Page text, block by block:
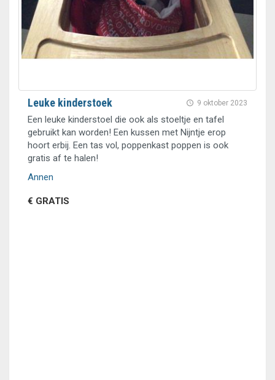
9 oktober 2023
Leuke kinderstoek
Een leuke kinderstoel die ook als stoeltje en tafel
gebruikt kan worden! Een kussen met Nijntje erop
hoort erbij. Een tas vol, poppenkast poppen is ook
gratis af te halen!
Annen
€ GRATIS